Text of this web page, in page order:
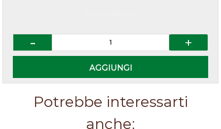
AGGIUNGI
Potrebbe interessarti
anche: